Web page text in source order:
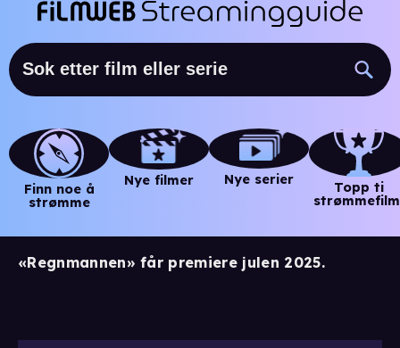
Finn noe å
strømme
Nye filmer Nye serier
Topp ti
«Regnmannen» får premiere julen 2025.